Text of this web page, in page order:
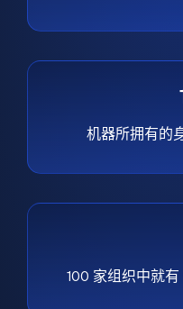
机器所拥有的
100 家组织中就有